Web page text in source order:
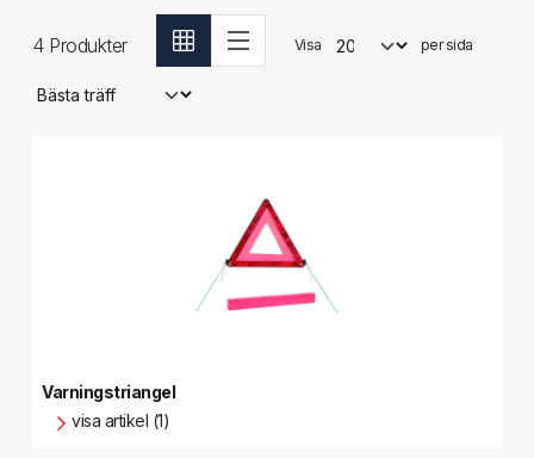
4Produkter Visa per sida
Varningstriangel
visa artikel (1)